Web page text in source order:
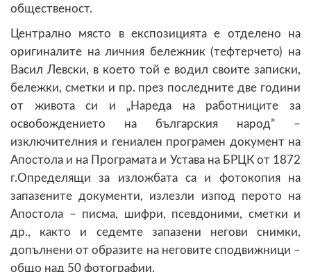
общественост.
Централно място в експозицията е отделено на
оригиналите на личния бележник (тефтерчето) на
Васил Левски, в което той е водил своите записки,
бележки, сметки и пр. през последните две години
от живота си и „Нареда на работниците за
освобождението на българския народ” –
изключителния и гениален програмен документ на
Апостола и на Програмата и Устава на БРЦК от 1872
г.Определящи за изложбата са и фотокопия на
запазените документи, излезли изпод перото на
Апостола – писма, шифри, псевдоними, сметки и
др., както и седемте запазени негови снимки,
допълнени от образите на неговите сподвижници –
общо над 50 фотографии.